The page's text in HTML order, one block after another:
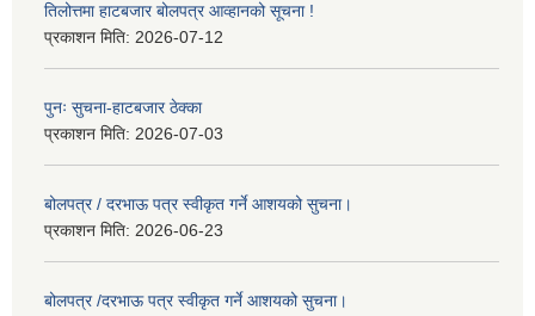
तिलोत्तमा हाटबजार बोलपत्र आव्हानको सूचना !
प्रकाशन मिति: 2026-07-12
पुनः सुचना-हाटबजार ठेक्का
प्रकाशन मिति: 2026-07-03
बोलपत्र / दरभाऊ पत्र स्वीकृत गर्ने आशयको सुचना।
प्रकाशन मिति: 2026-06-23
बोलपत्र /दरभाऊ पत्र स्वीकृत गर्ने आशयको सुचना।